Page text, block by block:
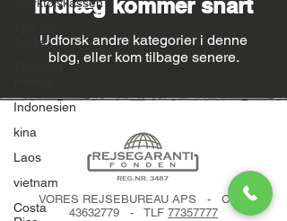
Tricks
Indonesien
kina
Laos
vietnam
Costa
Indlæg kommer snart
Udforsk andre kategorier i denne
blog, eller kom tilbage senere.
VORES REJSEBUREAU APS - CVR:
43632779 - TLF 77357777